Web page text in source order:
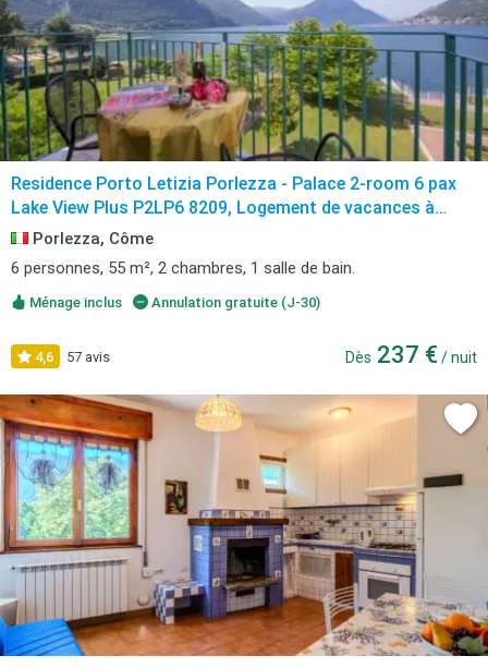
Residence Porto Letizia Porlezza - Palace 2-room 6 pax
Lake View Plus P2LP6 8209, Logement de vacances à
Porlezza avec vue sur le lac
Porlezza, Côme
6 personnes, 55 m², 2 chambres, 1 salle de bain.
Ménage inclus Annulation gratuite (J-30)
4,6 57 avis Dès 237 € / nuit